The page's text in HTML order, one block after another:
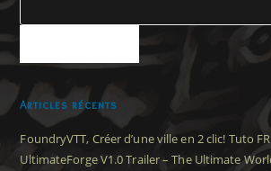
Articles récents
FoundryVTT, Créer d’une ville en 2 clic! Tuto
UltimateForge V1.0 Trailer – The Ultimate